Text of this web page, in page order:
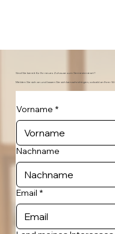
Sind Sie bereit für Ihr neues Zuhause zum Semesterstart?
Melden Sie sich an und lassen Sie sich benachrichtigen, sobald an Ihrer
Vorname *
Nachname
Email *